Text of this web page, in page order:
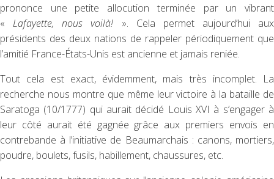
prononce une petite allocution terminée par un vibrant
«Lafayette, nous voilà! ». Cela permet aujourd’hui aux
présidents des deux nations de rappeler périodiquement que
l’amitié France-États-Unis est ancienne et jamais reniée.
Tout cela est exact, évidemment, mais très incomplet. La
recherche nous montre que même leur victoire à la bataille de
Saratoga (10/1777) qui aurait décidé Louis XVI à s’engager à
leur côté aurait été gagnée grâce aux premiers envois en
contrebande à l’initiative de Beaumarchais : canons, mortiers,
poudre, boulets, fusils, habillement, chaussures, etc.